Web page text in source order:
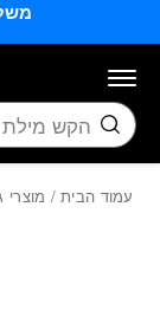
חיפוש
עמוד הבית/ מוצרי